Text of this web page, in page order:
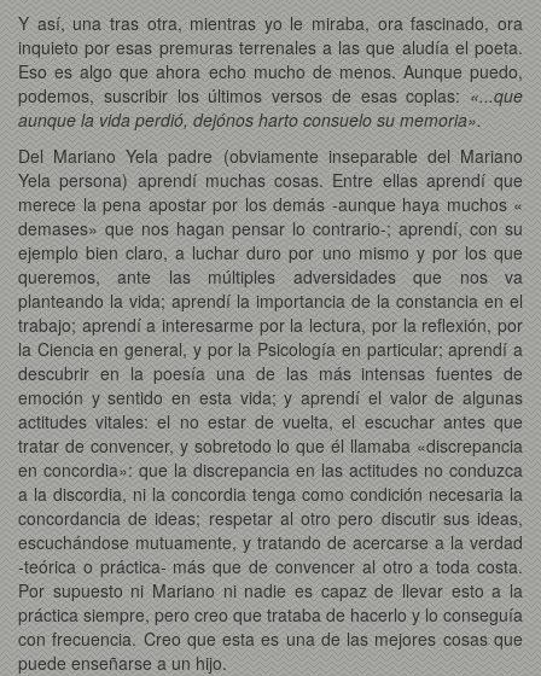
Y así, una tras otra, mientras yo le miraba, ora fascinado, ora
inquieto por esas premuras terrenales a las que aludía el poeta.
Eso es algo que ahora echo mucho de menos. Aunque puedo,
podemos, suscribir los últimos versos de esas coplas: «...que
aunque la vida perdió, dejónos harto consuelo su memoria».
Del Mariano Yela padre (obviamente inseparable del Mariano
Yela persona) aprendí muchas cosas. Entre ellas aprendí que
merece la pena apostar por los demás -aunque haya muchos «
demases» que nos hagan pensar lo contrario-; aprendí, con su
ejemplo bien claro, a luchar duro por uno mismo y por los que
queremos, ante las múltiples adversidades que nos va
planteando la vida; aprendí la importancia de la constancia en el
trabajo; aprendí a interesarme por la lectura, por la reflexión, por
la Ciencia en general, y por la Psicología en particular; aprendí a
descubrir en la poesía una de las más intensas fuentes de
emoción y sentido en esta vida; y aprendí el valor de algunas
actitudes vitales: el no estar de vuelta, el escuchar antes que
tratar de convencer, y sobretodo lo que él llamaba «discrepancia
en concordia»: que la discrepancia en las actitudes no conduzca
a la discordia, ni la concordia tenga como condición necesaria la
concordancia de ideas; respetar al otro pero discutir sus ideas,
escuchándose mutuamente, y tratando de acercarse a la verdad
-teórica o práctica- más que de convencer al otro a toda costa.
Por supuesto ni Mariano ni nadie es capaz de llevar esto a la
práctica siempre, pero creo que trataba de hacerlo y lo conseguía
con frecuencia. Creo que esta es una de las mejores cosas que
puede enseñarse a un hijo.